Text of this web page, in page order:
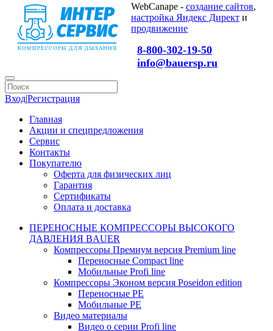
WebCanape - создание сайтов,
настройка Яндекс Директ и
продвижение
8-800-302-19-50
info@bauersp.ru
Вход|Регистрация
Главная
Акции и спецпредложения
Сервис
Контакты
Покупателю
Оферта для физических лиц
Гарантия
Сертификаты
Оплата и доставка
ПЕРЕНОСНЫЕ КОМПРЕССОРЫ ВЫСОКОГО
ДАВЛЕНИЯ BAUER
Компрессоры Премиум версия Premium line
Переносные Compact line
Мобильные Profi line
Компрессоры Эконом версия Poseidon edition
Переносные PE
Мобильные PE
Видео материалы
Видео о серии Profi line